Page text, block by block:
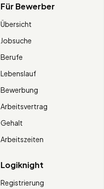
Für Bewerber
Übersicht
Jobsuche
Berufe
Lebenslauf
Bewerbung
Arbeitsvertrag
Gehalt
Arbeitszeiten
Logiknight
Registrierung